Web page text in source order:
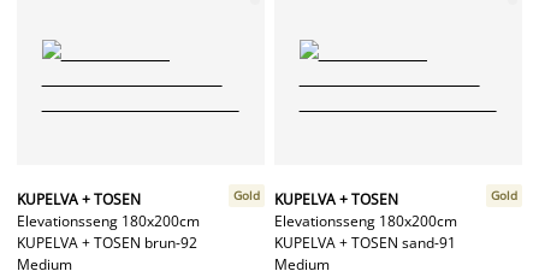
KUPELVA + TOSEN
Elevationsseng 180x200cm
KUPELVA + TOSEN brun-92
Medium
Gold
KUPELVA + TOSEN
Elevationsseng 180x200cm
KUPELVA + TOSEN sand-91
Medium
Gold